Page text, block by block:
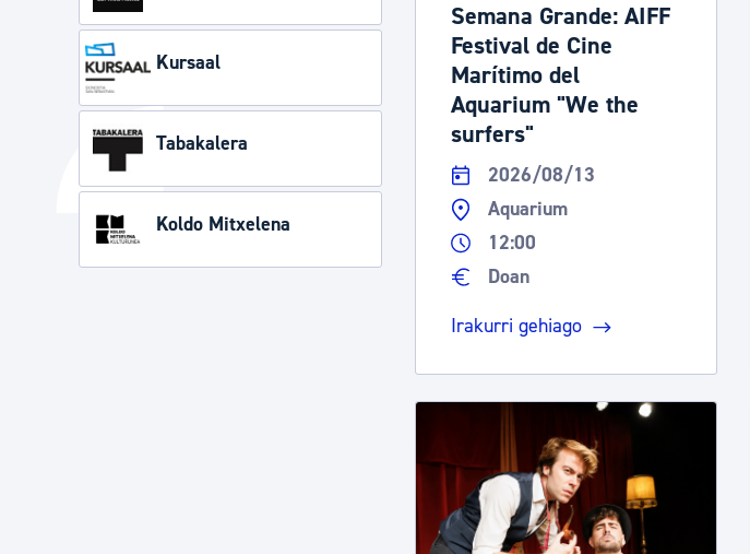
Kursaal
Tabakalera
Koldo Mitxelena
Semana Grande: AIFF
Festival de Cine
Marítimo del
Aquarium "We the
surfers"
2026/08/13
Aquarium
12:00
Doan
Irakurri gehiago